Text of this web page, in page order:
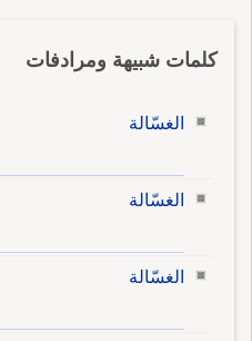
كلمات شبيهة ومرادفات
الغسّالة
الغسّالة
الغسّالة